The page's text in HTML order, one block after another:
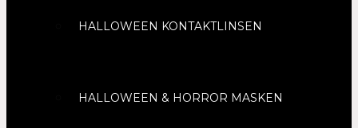
HALLOWEEN KONTAKTLINSEN
HALLOWEEN & HORROR MASKEN